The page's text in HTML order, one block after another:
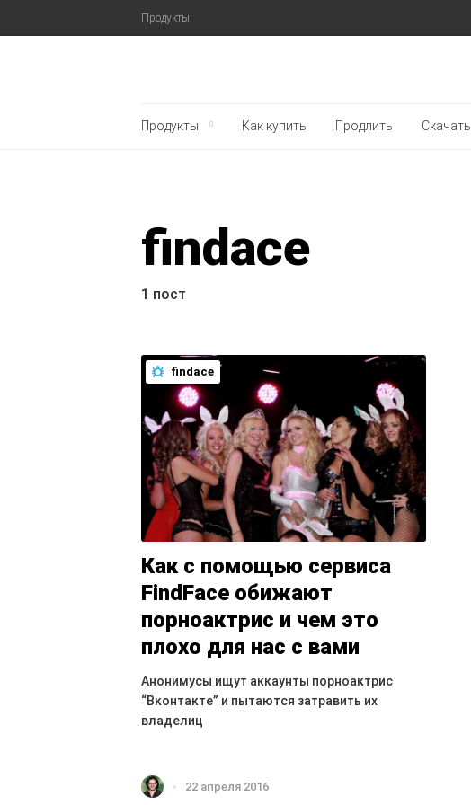
Продукты:
Продукты Как купить Продлить Скачать
findace
1 пост
findace
Как с помощью сервиса
FindFace обижают
порноактрис и чем это
плохо для нас с вами
Анонимусы ищут аккаунты порноактрис
“Вконтакте” и пытаются затравить их
владелиц
22 апреля 2016